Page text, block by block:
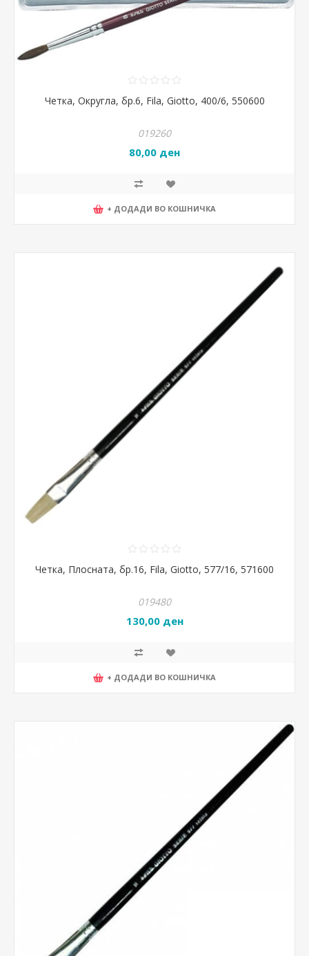
Четка, Округла, бр.6, Fila, Giotto, 400/6, 550600
019260
80,00 ден
+ ДОДАДИ ВО КОШНИЧКА
Четка, Плосната, бр.16, Fila, Giotto, 577/16, 571600
019480
130,00 ден
+ ДОДАДИ ВО КОШНИЧКА